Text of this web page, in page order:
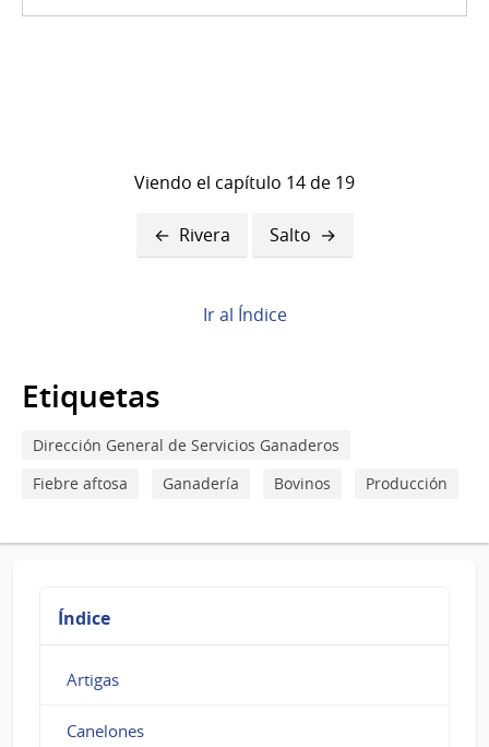
Viendo el capítulo 14 de 19
transversales
para
Rocha
Rivera Salto
Ir al Índice
Etiquetas
Dirección General de Servicios Ganaderos
Fiebre aftosa
Ganadería Bovinos Producción
Índice
Artigas
Canelones